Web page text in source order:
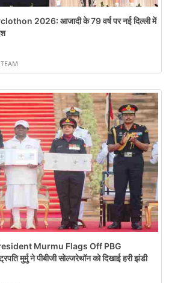
2026: आजादी के 79 वर्ष पर नई दिल्ली में
Murmu Flags Off PBG
मुर्मु ने पीबीजी सोल्जरेथॉन को दिखाई हरी झंडी